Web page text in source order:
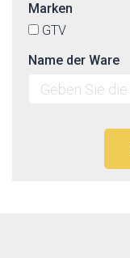
Marken
GTV
Name der Ware